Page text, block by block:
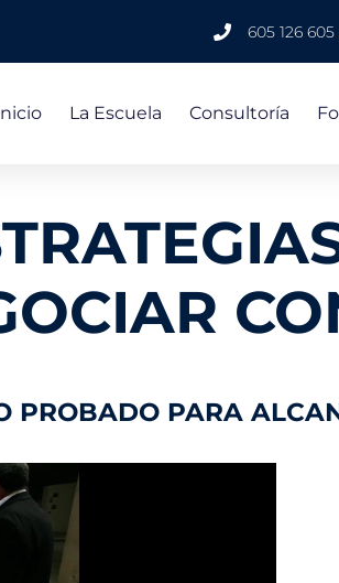
605 126 605
La Escuela Consultoría
PROBADO PARA